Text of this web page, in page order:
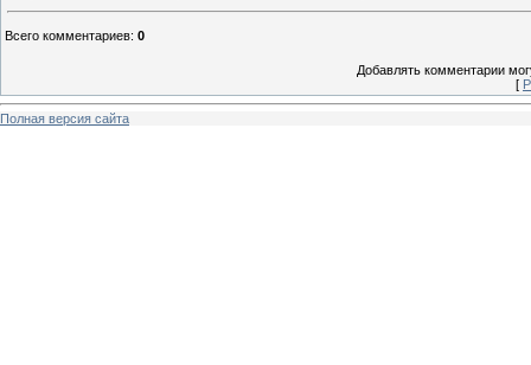
Всего комментариев: 0
Добавлять комментарии
[
Полная версия сайта